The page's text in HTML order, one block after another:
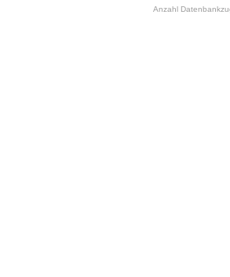
Anzahl